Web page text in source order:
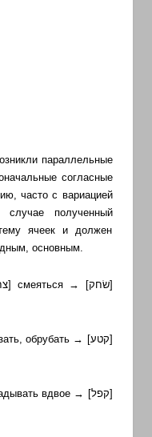
параллельные
согласные
часто с вариацией
полученный
ячеек и должен
основным.
[צחק] смеяться →
[שׂחק]
обрубать →
[קטע]
вдвое →
[קפל]